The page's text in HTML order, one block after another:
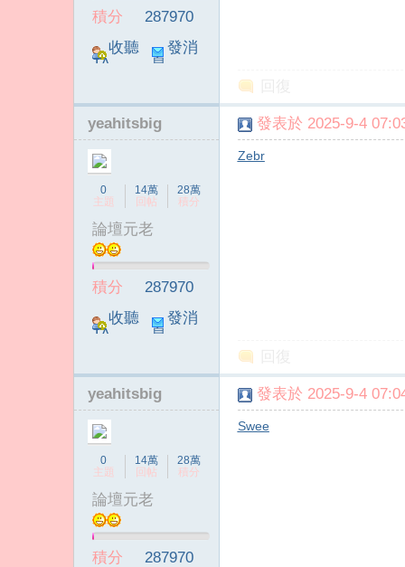
積分
287970
收聽
TA
發消
息
yeahitsbig
0
主題
14萬
回帖
28萬
積分
論壇元老
積分
287970
收聽
TA
發消
息
發表於 2025-9-4
Zebr
yeahitsbig
0
主題
14萬
回帖
28萬
積分
論壇元老
積分 287970
發表於 2025-9-4
Swee